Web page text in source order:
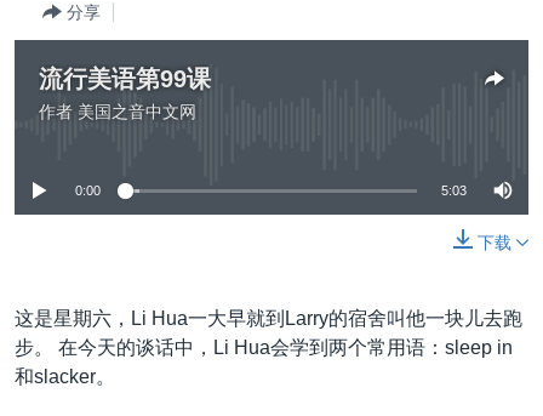
国际
最新国际新闻
印太
欧洲
全球议题
分类新闻
经济·金融·贸易
科教·文娱·体健
环境
美中关系
白宫要闻
美国建国250周年
埃博拉疫情
VOA视频
关注我们
分享
流行美语第99课
作者 美国之音中文网
0:00 5:03
下载
这是星期六，Li Hua一大早就到Larry的宿舍叫他一块儿去跑
步。 在今天的谈话中，Li Hua会学到两个常用语：sleep in
和slacker。